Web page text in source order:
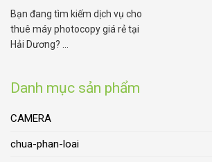
Danh mục sản phẩm
CAMERA
chua-phan-loai
Bạn đang tìm kiếm dịch vụ cho
thuê máy photocopy giá rẻ tại
Hải Dương? ...